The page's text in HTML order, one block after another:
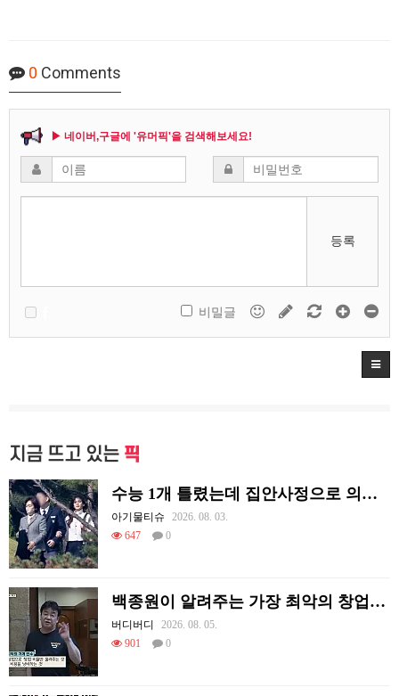
0 Comments
▶ 네이버,구글에 '유머픽'을 검색해보세요!
등록
비밀글
지금 뜨고 있는 픽
수능 1개 틀렸는데 집안사정으로 의대를 못감
아기물티슈
2026. 08. 03.
647
0
백종원이 알려주는 가장 최악의 창업과정 .JPG
버디버디
2026. 08. 05.
901
0